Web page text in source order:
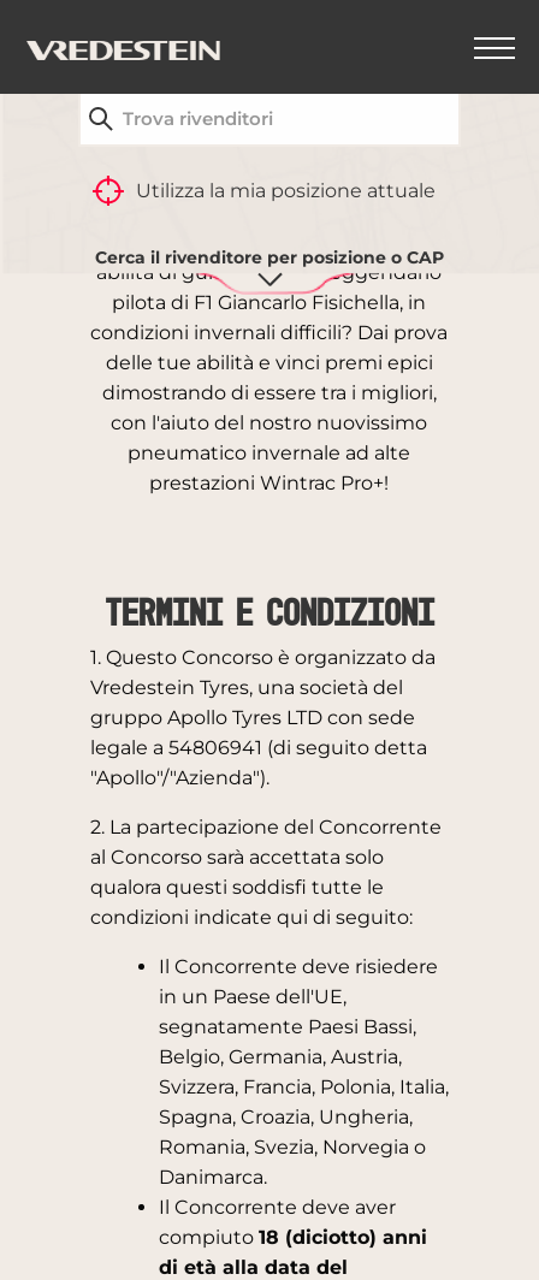
VICINO A TE
Utilizza la mia posizione attuale
Cerca il rivenditore per posizione o CAP
BEAT THE WINTER!
abilità di guida contro il leggendario
pilota di F1 Giancarlo Fisichella, in
condizioni invernali difficili? Dai prova
delle tue abilità e vinci premi epici
dimostrando di essere tra i migliori,
con l'aiuto del nostro nuovissimo
pneumatico invernale ad alte
prestazioni Wintrac Pro+!
TERMINI E CONDIZIONI
1. Questo Concorso è organizzato da
Vredestein Tyres, una società del
gruppo Apollo Tyres LTD con sede
legale a 54806941 (di seguito detta
"Apollo"/"Azienda").
2. La partecipazione del Concorrente
al Concorso sarà accettata solo
qualora questi soddisfi tutte le
condizioni indicate qui di seguito:
Il Concorrente deve risiedere
in un Paese dell'UE,
segnatamente Paesi Bassi,
Belgio, Germania, Austria,
Svizzera, Francia, Polonia, Italia,
Spagna, Croazia, Ungheria,
Romania, Svezia, Norvegia o
Danimarca.
Il Concorrente deve aver
compiuto 18 (diciotto) anni
di età alla data del